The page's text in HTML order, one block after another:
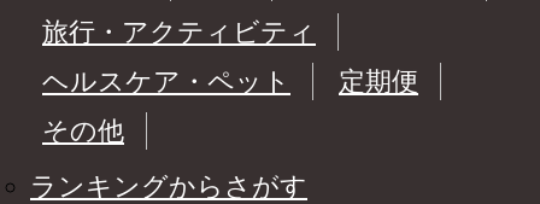
旅行・アクティビティ
ヘルスケア・ペット
定期便
その他
ランキングからさがす